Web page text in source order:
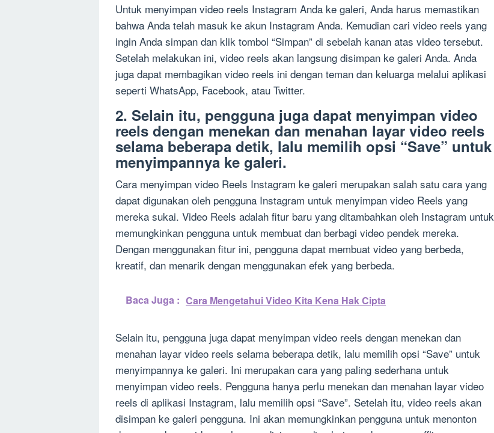
Untuk menyimpan video reels Instagram Anda ke galeri, Anda harus memastikan
bahwa Anda telah masuk ke akun Instagram Anda. Kemudian cari video reels yang
ingin Anda simpan dan klik tombol “Simpan” di sebelah kanan atas video tersebut.
Setelah melakukan ini, video reels akan langsung disimpan ke galeri Anda. Anda
juga dapat membagikan video reels ini dengan teman dan keluarga melalui aplikasi
seperti WhatsApp, Facebook, atau Twitter.
2. Selain itu, pengguna juga dapat menyimpan video
reels dengan menekan dan menahan layar video reels
selama beberapa detik, lalu memilih opsi “Save” untuk
menyimpannya ke galeri.
Cara menyimpan video Reels Instagram ke galeri merupakan salah satu cara yang
dapat digunakan oleh pengguna Instagram untuk menyimpan video Reels yang
mereka sukai. Video Reels adalah fitur baru yang ditambahkan oleh Instagram untuk
memungkinkan pengguna untuk membuat dan berbagi video pendek mereka.
Dengan menggunakan fitur ini, pengguna dapat membuat video yang berbeda,
kreatif, dan menarik dengan menggunakan efek yang berbeda.
Baca Juga : Cara Mengetahui Video Kita Kena Hak Cipta
Selain itu, pengguna juga dapat menyimpan video reels dengan menekan dan
menahan layar video reels selama beberapa detik, lalu memilih opsi “Save” untuk
menyimpannya ke galeri. Ini merupakan cara yang paling sederhana untuk
menyimpan video reels. Pengguna hanya perlu menekan dan menahan layar video
reels di aplikasi Instagram, lalu memilih opsi “Save”. Setelah itu, video reels akan
disimpan ke galeri pengguna. Ini akan memungkinkan pengguna untuk menonton